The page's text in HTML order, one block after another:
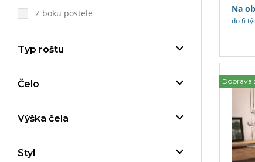
Z boku postele
Typ roštu
Čelo
Výška čela
Styl
Na
do 6
Doprava